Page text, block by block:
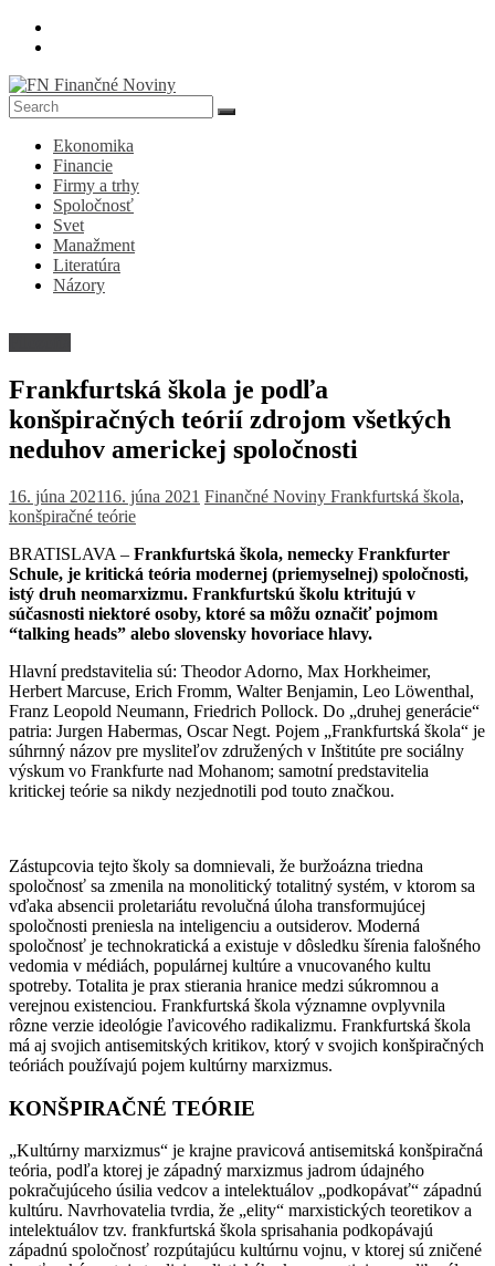
Skip
FN
Finančné
Noviny
Denník
ekonomike
spoločnosti
Ekonomika
Financie
Firmy a trhy
Spoločnosť
Svet
Manažment
Literatúra
Názory
Frankfurtská škola je podľa
konšpiračných teórií zdrojom všetkých
neduhov americkej spoločnosti
16. júna 202116. júna 2021 Finančné Noviny Frankfurtská škola,
konšpiračné teórie
BRATISLAVA – Frankfurtská škola, nemecky Frankfurter
Schule, je kritická teória modernej (priemyselnej) spoločnosti,
istý druh neomarxizmu. Frankfurtskú školu ktritujú v
súčasnosti niektoré osoby, ktoré sa môžu označiť pojmom
“talking heads” alebo slovensky hovoriace hlavy.
Hlavní predstavitelia sú: Theodor Adorno, Max Horkheimer,
Herbert Marcuse, Erich Fromm, Walter Benjamin, Leo Löwenthal,
Franz Leopold Neumann, Friedrich Pollock. Do „druhej generácie“
patria: Jurgen Habermas, Oscar Negt. Pojem „Frankfurtská škola“ je
súhrnný názov pre mysliteľov združených v Inštitúte pre sociálny
výskum vo Frankfurte nad Mohanom; samotní predstavitelia
kritickej teórie sa nikdy nezjednotili pod touto značkou.
Zástupcovia tejto školy sa domnievali, že buržoázna triedna
spoločnosť sa zmenila na monolitický totalitný systém, v ktorom sa
vďaka absencii proletariátu revolučná úloha transformujúcej
spoločnosti preniesla na inteligenciu a outsiderov. Moderná
spoločnosť je technokratická a existuje v dôsledku šírenia falošného
vedomia v médiách, populárnej kultúre a vnucovaného kultu
spotreby. Totalita je prax stierania hranice medzi súkromnou a
verejnou existenciou. Frankfurtská škola významne ovplyvnila
rôzne verzie ideológie ľavicového radikalizmu. Frankfurtská škola
má aj svojich antisemitských kritikov, ktorý v svojich konšpiračných
teóriách používajú pojem kultúrny marxizmus.
KONŠPIRAČNÉ TEÓRIE
„Kultúrny marxizmus“ je krajne pravicová antisemitská konšpiračná
teória, podľa ktorej je západný marxizmus jadrom údajného
pokračujúceho úsilia vedcov a intelektuálov „podkopávať“ západnú
kultúru. Navrhovatelia tvrdia, že „elity“ marxistických teoretikov a
intelektuálov tzv. frankfurtská škola sprisahania podkopávajú
západnú spoločnosť rozpútajúcu kultúrnu vojnu, v ktorej sú zničené